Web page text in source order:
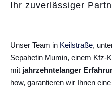
Ihr zuverlässiger
Unser Team in Keilstraße,
Sepahetin Mumin, einem Kfz-
mit jahrzehntelanger
how, garantieren wir Ihnen